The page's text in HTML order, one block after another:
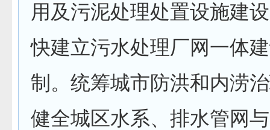
用及污泥处理处置设施建
快建立污水处理厂网一体
制。统筹城市防洪和内涝
健全城区水系、排水管网